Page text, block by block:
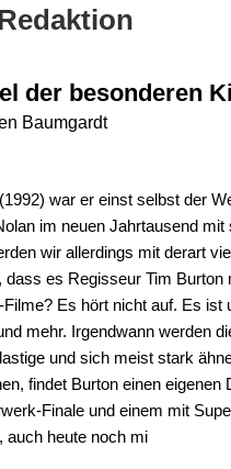
der besonderen
Baumgardt
war er einst selbst der
im neuen Jahrtausend mit
wir allerdings mit derart
es Regisseur Tim Burton
Es hört nicht auf. Es ist
mehr. Irgendwann werden
und sich meist stark
findet Burton einen eigenen
Finale und einem mit
auch heute noch mi